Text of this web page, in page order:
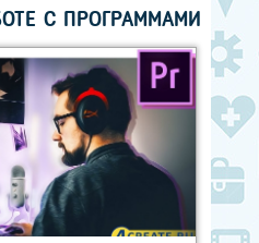
С ПРОГРАММАМИ